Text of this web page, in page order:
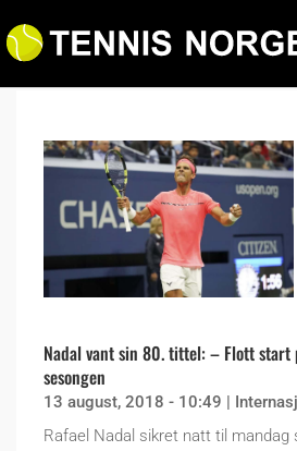
Nadal vant sin 80. tittel: – Flott
sesongen
13 august, 2018 - 10:49 |
Rafael Nadal sikret natt til mandag